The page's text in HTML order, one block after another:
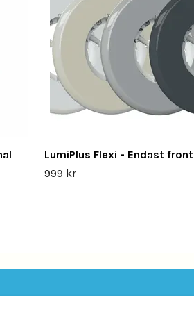
LumiPlus Flexi - Endast front
999 kr